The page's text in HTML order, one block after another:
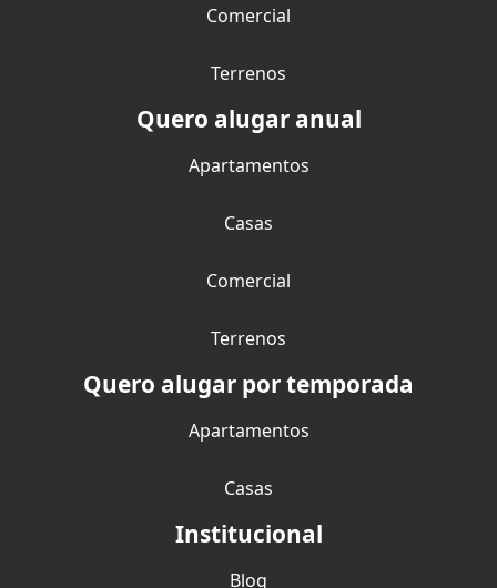
Comercial
Terrenos
Quero alugar anual
Apartamentos
Casas
Comercial
Terrenos
Quero alugar por temporada
Apartamentos
Casas
Institucional
Blog